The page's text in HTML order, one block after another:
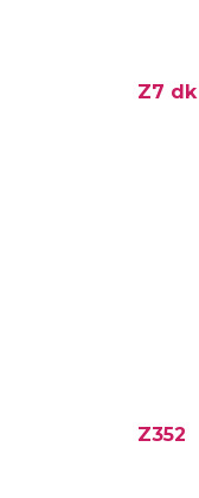
Z7 dk
Z352